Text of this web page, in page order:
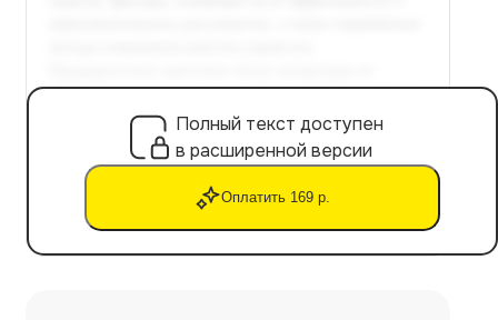
Полный текст доступен
в расширенной версии
Оплатить 169 р.